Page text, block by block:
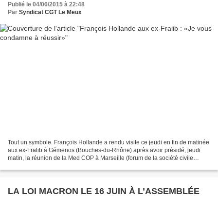
Publié le 04/06/2015 à 22:48
Par Syndicat CGT Le Meux
Tout un symbole. François Hollande a rendu visite ce jeudi en fin de matinée
aux ex-Fralib à Gémenos (Bouches-du-Rhône) après avoir présidé, jeudi
matin, la réunion de la Med COP à Marseille (forum de la société civile
LA LOI MACRON LE 16 JUIN À L’ASSEMBLÉE